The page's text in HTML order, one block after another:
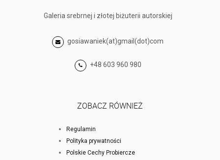
Galeria srebrnej i złotej biżuterii autorskiej
gosiawaniek(at)gmail(dot)com
+48 603 960 980
ZOBACZ RÓWNIEŻ
Regulamin
Polityka prywatności
Polskie Cechy Probiercze